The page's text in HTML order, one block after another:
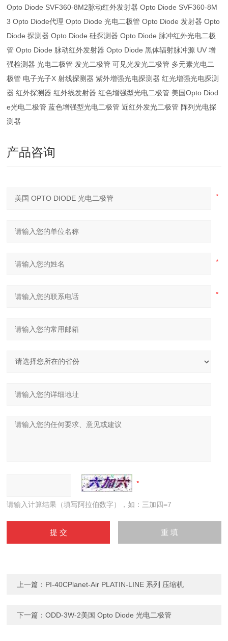
Opto Diode SVF360-8M2脉动红外发射器 Opto Diode SVF360-8M
3 Opto Diode代理 Opto Diode 光电二极管 Opto Diode 发射器 Opto
Diode 探测器 Opto Diode 硅探测器 Opto Diode 脉冲红外光电二极
管 Opto Diode 脉动红外发射器 Opto Diode 黑体辐射脉冲源 UV 增
强检测器 光电二极管 发光二极管 可见光发光二极管 多元素光电二
极管 电子光子X 射线探测器 紫外增强光电探测器 红光增强光电探测
器 红外探测器 红外线发射器 红色增强型光电二极管 美国Opto Diod
e光电二极管 蓝色增强型光电二极管 近红外发光二极管 阵列光电探
测器
产品咨询
请输入计算结果（填写阿拉伯数字），如：三加四=7
上一篇： PI-40CPlanet-Air PLATIN-LINE 系列 压缩机
下一篇：ODD-3W-2美国 Opto Diode 光电二极管